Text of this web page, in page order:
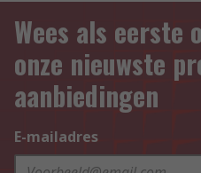
Wees als eerste
onze nieuwste
aanbiedingen
E-mailadres